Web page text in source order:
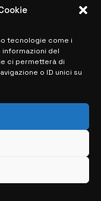
tecnologie come i
del
ci permetterà di
o ID unici su